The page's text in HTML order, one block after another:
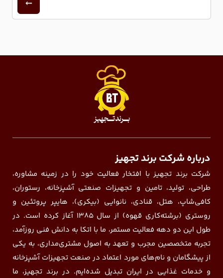
درباره شرکت برند تجهیز
شرکت برند تجهیز با افتخار فعالیت خود را در زمینه مشاوره،
طراحی، تولید، تامین و تجهیزات صنعتی آشپزخانه، رستوران،
کافی‌شاپ، هتل، قنادی، نانوایی (بیکری)، هایپر پروتئین و
روستری (برشته‌کاری قهوه) از سال ۱۳۸۵ آغاز کرده است. در
طول این دو دهه فعالیت مستمر، ما با اتکا به دانش فنی روزآمد،
تجربه متخصصین مجرب و تعهد به اصول مشتری‌مداری، به یکی
از پیشگامان و نام‌های مورد اعتماد در صنعت تجهیزات آشپزخانه
و خدمات غذایی در ایران تبدیل شده‌ایم. در برند تجهیز، ما